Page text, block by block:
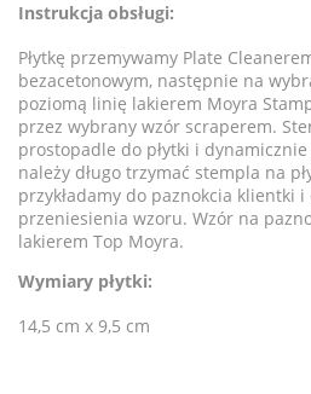
Instrukcja obsługi:
Płytkę przemywamy Plate
bezacetonowym, następnie na
poziomą linię lakierem Moyra
przez wybrany wzór scraperem.
prostopadle do płytki i
należy długo trzymać stempla na
przykładamy do paznokcia klientki
przeniesienia wzoru. Wzór na
lakierem Top Moyra.
Wymiary płytki:
14,5 cm x 9,5 cm